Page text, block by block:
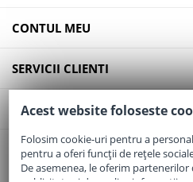
CONTUL MEU
SERVICII CLIENTI
CONTACT
Email:office@elaptepraf.ro
Telefon:0745-964-449
Acest website foloseste
Folosim cookie-uri pentru a
pentru a oferi funcții de rețele
De asemenea, le oferim partenerilor